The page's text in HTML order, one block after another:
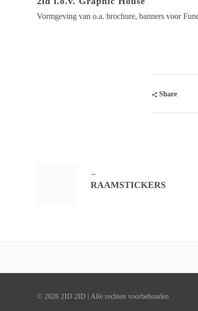
Vormgeving van o.a. brochure, banners voor
Share
RAAMSTICKERS
© 2026 2ID 2ID | Alle rechten voorbehouden